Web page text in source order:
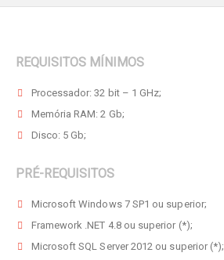
REQUISITOS MÍNIMOS
Processador: 32 bit – 1 GHz;
Memória RAM: 2 Gb;
Disco: 5 Gb;
PRÉ-REQUISITOS
Microsoft Windows 7 SP1 ou superior;
Framework .NET 4.8 ou superior (*);
Microsoft SQL Server 2012 ou superior (*);